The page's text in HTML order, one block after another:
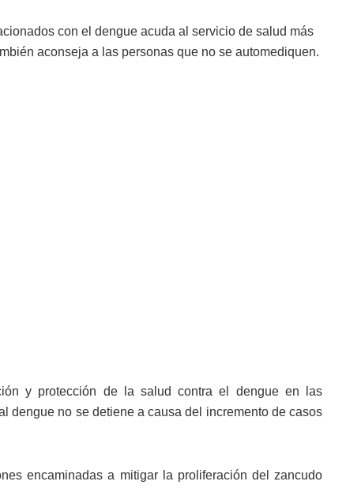
con el dengue acuda al servicio de salud más
aconseja a las personas que no se automediquen.
y protección de la salud contra el dengue en las
dengue no se detiene a causa del incremento de casos
encaminadas a mitigar la proliferación del zancudo